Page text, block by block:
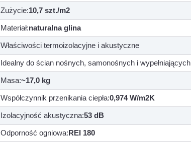
Zużycie:10,7 szt./m2
Materiał:naturalna glina
Właściwości termoizolacyjne i akustyczne
Idealny do ścian nośnych, samonośnych i wypełniających
Masa:~17,0 kg
Współczynnik przenikania ciepła:0,974 W/m2K
Izolacyjność akustyczna:53 dB
Odporność ogniowa:REI 180